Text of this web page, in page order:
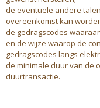
de eventuele andere
overeenkomst kan
de gedragscodes
en de wijze waarop de
gedragscodes langs
de minimale duur van de
duurtransactie.